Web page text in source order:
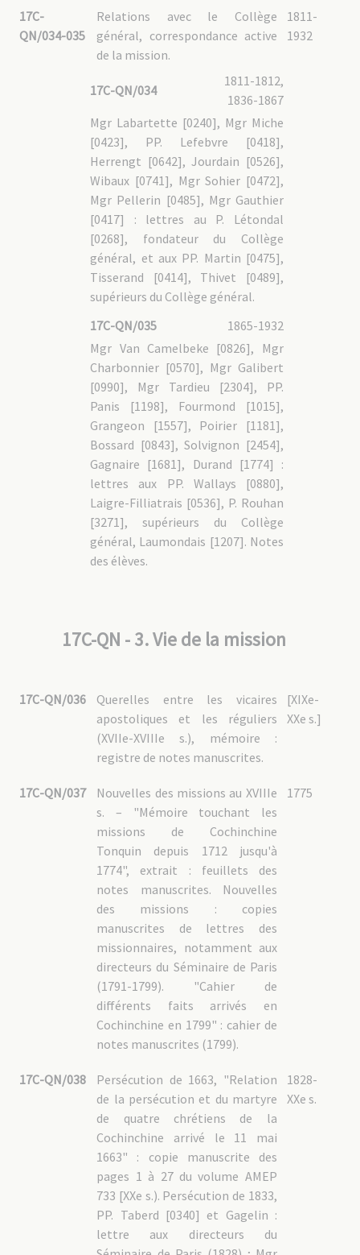
17C-
QN/034-035
1811-
1932
Relations avec le Collège
général, correspondance active
de la mission.
17C-QN/034
1811-1812,
1836-1867
Mgr Labartette [0240], Mgr Miche
[0423], PP. Lefebvre [0418],
Herrengt [0642], Jourdain [0526],
Wibaux [0741], Mgr Sohier [0472],
Mgr Pellerin [0485], Mgr Gauthier
[0417] : lettres au P. Létondal
[0268], fondateur du Collège
général, et aux PP. Martin [0475],
Tisserand [0414], Thivet [0489],
supérieurs du Collège général.
17C-QN/035
1865-1932
Mgr Van Camelbeke [0826], Mgr
Charbonnier [0570], Mgr Galibert
[0990], Mgr Tardieu [2304], PP.
Panis [1198], Fourmond [1015],
Grangeon [1557], Poirier [1181],
Bossard [0843], Solvignon [2454],
Gagnaire [1681], Durand [1774] :
lettres aux PP. Wallays [0880],
Laigre-Filliatrais [0536], P. Rouhan
[3271], supérieurs du Collège
général, Laumondais [1207]. Notes
des élèves.
17C-QN - 3. Vie de la mission
17C-QN/036
[XIXe-
XXe s.]
Querelles entre les vicaires
apostoliques et les réguliers
(XVIIe-XVIIIe s.), mémoire :
registre de notes manuscrites.
17C-QN/037 1775
Nouvelles des missions au XVIIIe
s. – "Mémoire touchant les
missions de Cochinchine
Tonquin depuis 1712 jusqu'à
1774", extrait : feuillets des
notes manuscrites. Nouvelles
des missions : copies
manuscrites de lettres des
missionnaires, notamment aux
directeurs du Séminaire de Paris
(1791-1799). "Cahier de
différents faits arrivés en
Cochinchine en 1799" : cahier de
notes manuscrites (1799).
17C-QN/038
1828-
XXe s.
Persécution de 1663, "Relation
de la persécution et du martyre
de quatre chrétiens de la
Cochinchine arrivé le 11 mai
1663" : copie manuscrite des
pages 1 à 27 du volume AMEP
733 [XXe s.). Persécution de 1833,
PP. Taberd [0340] et Gagelin :
lettre aux directeurs du